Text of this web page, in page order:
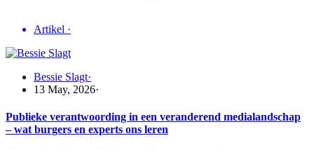
Artikel ·
Bessie Slagt·
13 May, 2026·
Publieke verantwoording in een veranderend medialandschap
– wat burgers en experts ons leren